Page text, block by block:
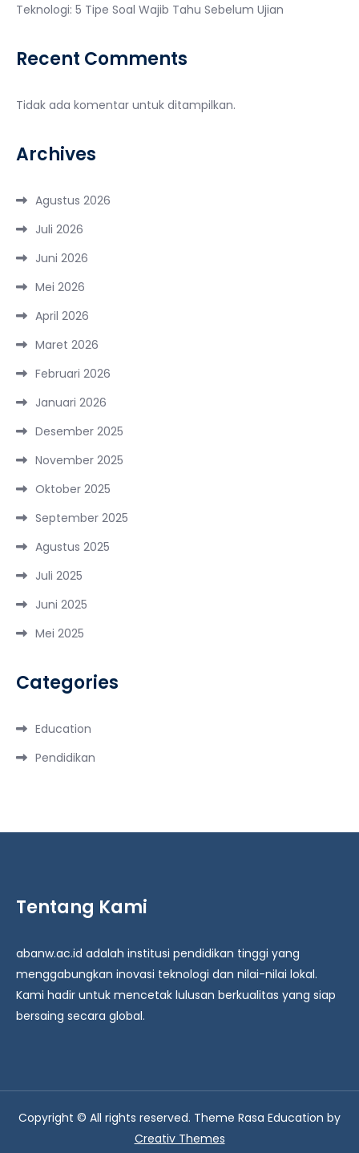
Teknologi: 5 Tipe Soal Wajib Tahu Sebelum Ujian
Recent Comments
Tidak ada komentar untuk ditampilkan.
Archives
Agustus 2026
Juli 2026
Juni 2026
Mei 2026
April 2026
Maret 2026
Februari 2026
Januari 2026
Desember 2025
November 2025
Oktober 2025
September 2025
Agustus 2025
Juli 2025
Juni 2025
Mei 2025
Categories
Education
Pendidikan
Tentang Kami
abanw.ac.id adalah institusi pendidikan tinggi yang
menggabungkan inovasi teknologi dan nilai-nilai lokal.
Kami hadir untuk mencetak lulusan berkualitas yang siap
bersaing secara global.
Copyright © All rights reserved. Theme Rasa Education by
Creativ Themes